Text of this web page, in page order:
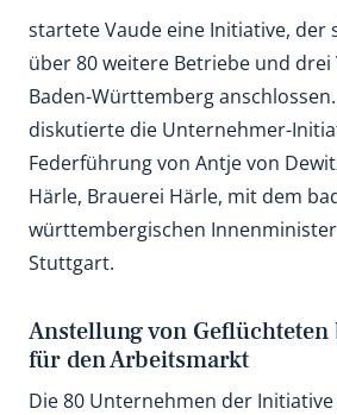
startete Vaude eine Initiative, der
über 80 weitere Betriebe und drei
Baden-Württemberg
diskutierte die Unternehmer-
Federführung von Antje von
Härle, Brauerei Härle, mit dem
württembergischen
Stuttgart.
Anstellung von Geflüchteten
für den Arbeitsmarkt
Die 80 Unternehmen der